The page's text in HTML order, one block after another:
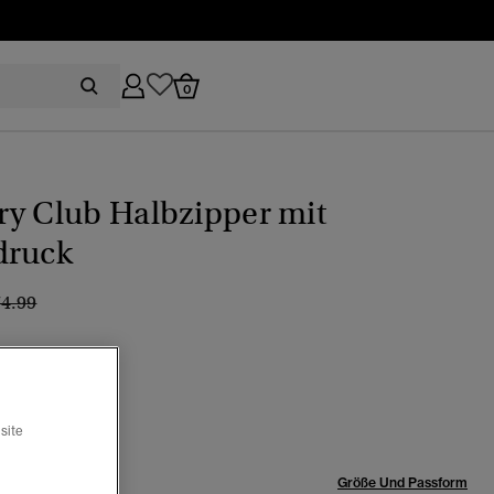
0
Club Halbzipper mit
wurde reduziert von
bis
Größe Und Passform